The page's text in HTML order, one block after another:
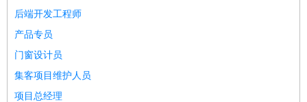
后端开发工程师
产品专员
门窗设计员
集客项目维护人员
项目总经理